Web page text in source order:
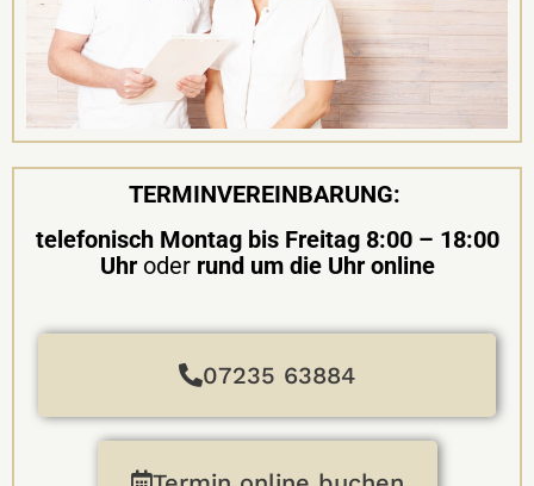
TERMINVEREINBARUNG:
telefonisch Montag bis Freitag 8:00 – 18:00
Uhr oderrund um die Uhr online
07235 63884